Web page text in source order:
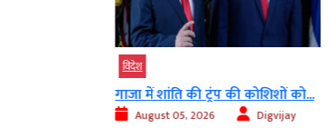
विदेश
गाजा में शांति की ट्रंप की कोशिशों को...
August 05, 2026 Digvijay